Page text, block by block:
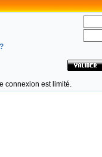
connexion est limité.